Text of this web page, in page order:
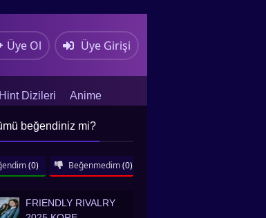
Üye Ol Üye Girişi
Hint Dizileri Anime
beğendiniz mi?
(0) Beğenmedim (0)
2025 Kore
FRIENDLY RIVALRY